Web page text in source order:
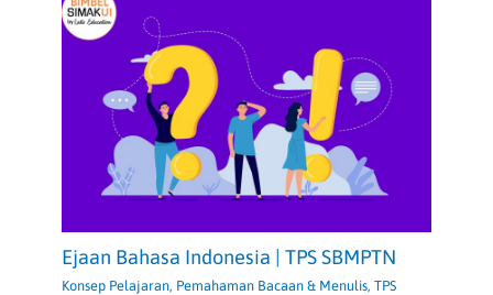
Ejaan Bahasa Indonesia | TPS SBMPTN
Konsep Pelajaran, Pemahaman Bacaan & Menulis,TPS